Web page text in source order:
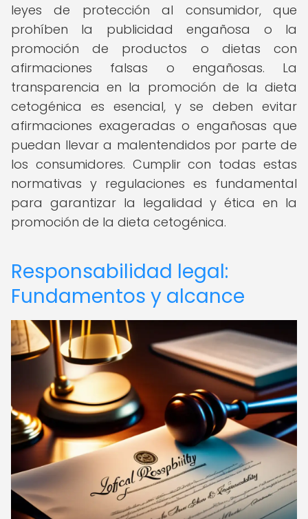
leyes de protección al consumidor, que
prohíben la publicidad engañosa o la
promoción de productos o dietas con
afirmaciones falsas o engañosas. La
transparencia en la promoción de la dieta
cetogénica es esencial, y se deben evitar
afirmaciones exageradas o engañosas que
puedan llevar a malentendidos por parte de
los consumidores. Cumplir con todas estas
normativas y regulaciones es fundamental
para garantizar la legalidad y ética en la
promoción de la dieta cetogénica.
Responsabilidad legal:
Fundamentos y alcance